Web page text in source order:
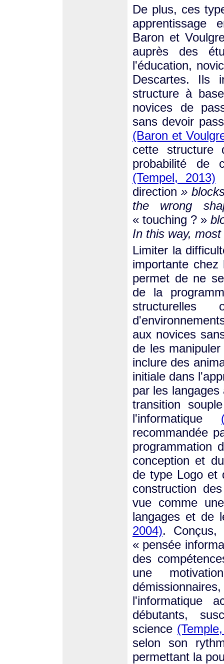
De plus, ces
apprentissage
Baron et
auprès des
l'éducation,
Descartes. Ils
structure à
novices de
sans devoir
(Baron et
cette
probabilité de
(Tempel, 2013)
direction »
the wrong
« touching ? »
In this way,
Limiter la
importante
permet de ne
de la
aux novices
de les
inclure des
initiale dans
par les
transition
l'informatique
recommandée
programmation
conception et
de type Logo et
construction
vue comme
langages et de
2004). Conçus,
« pensée
des
une
l'informatique
débutants,
science
selon son
permettant la